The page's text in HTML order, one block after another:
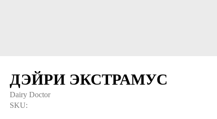
ДЭЙРИ ЭКСТРАМУС
Dairy Doctor
SKU: